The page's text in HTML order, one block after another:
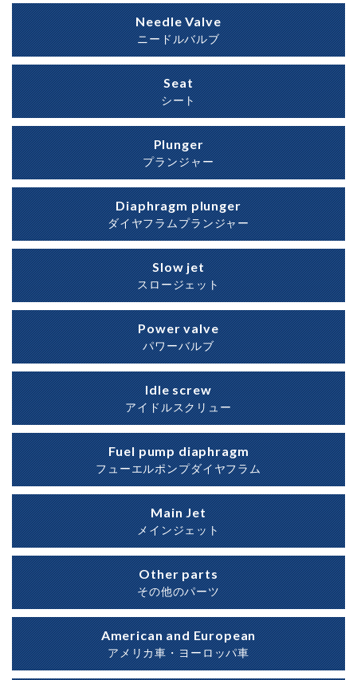
Needle Valve
ニードルバルブ
Seat
シート
Plunger
プランジャー
Diaphragm plunger
ダイヤフラムプランジャー
Slow jet
スロージェット
Power valve
パワーバルブ
Idle screw
アイドルスクリュー
Fuel pump diaphragm
フューエルポンプダイヤフラム
Main Jet
メインジェット
Other parts
その他のパーツ
American and European
アメリカ車・ヨーロッパ車